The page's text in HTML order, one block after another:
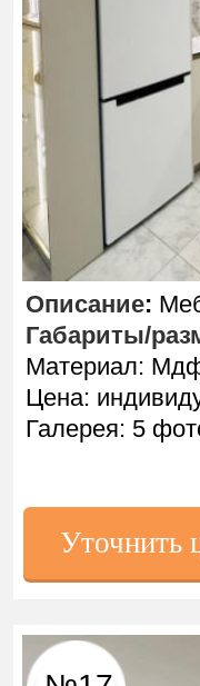
Описание:
Габариты/
Материал:
Цена:
Галерея: 5
Уточнить